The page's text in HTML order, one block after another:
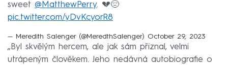
sweet @MatthewPerry. 💔😔
pic.twitter.com/yDvKcyorR8
— Meredith Salenger (@MeredthSalenger) October 29, 2023
„Byl skvělým hercem, ale jak sám přiznal, velmi
utrápeným člověkem. Jeho nedávná autobiografie o